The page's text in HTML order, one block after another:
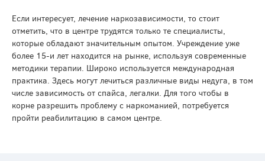
Если интересует, лечение наркозависимости, то стоит
отметить, что в центре трудятся только те специалисты,
которые обладают значительным опытом. Учреждение уже
более 15-и лет находится на рынке, используя современные
методики терапии. Широко используется международная
практика. Здесь могут лечиться различные виды недуга, в том
числе зависимость от спайса, легалки. Для того чтобы в
корне разрешить проблему с наркоманией, потребуется
пройти реабилитацию в самом центре.